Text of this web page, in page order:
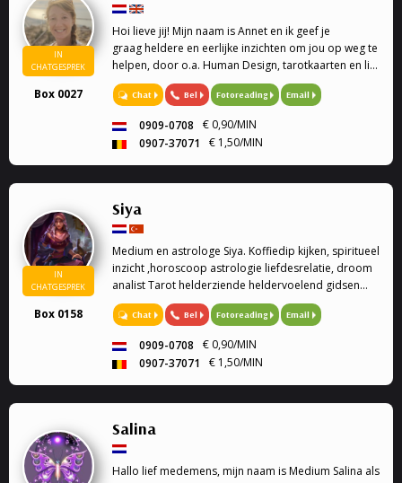
IN
CHATGESPREK
Box 0027
Hoi lieve jij! Mijn naam is Annet en ik geef je
graag heldere en eerlijke inzichten om jou op weg te
helpen, door o.a. Human Design, tarotkaarten en life
coaching.
Chat Bel Fotoreading Email
0909-0708
€ 0,90/MIN
0907-37071
€ 1,50/MIN
IN
CHATGESPREK
Box 0158
Siya
Medium en astrologe Siya. Koffiedip kijken, spiritueel
inzicht ,horoscoop astrologie liefdesrelatie, droom
analist Tarot helderziende heldervoelend gidsen
relatie familie problemen en veel meer.
Chat Bel Fotoreading Email
0909-0708
€ 0,90/MIN
0907-37071
€ 1,50/MIN
Salina
Hallo lief medemens, mijn naam is Medium Salina als